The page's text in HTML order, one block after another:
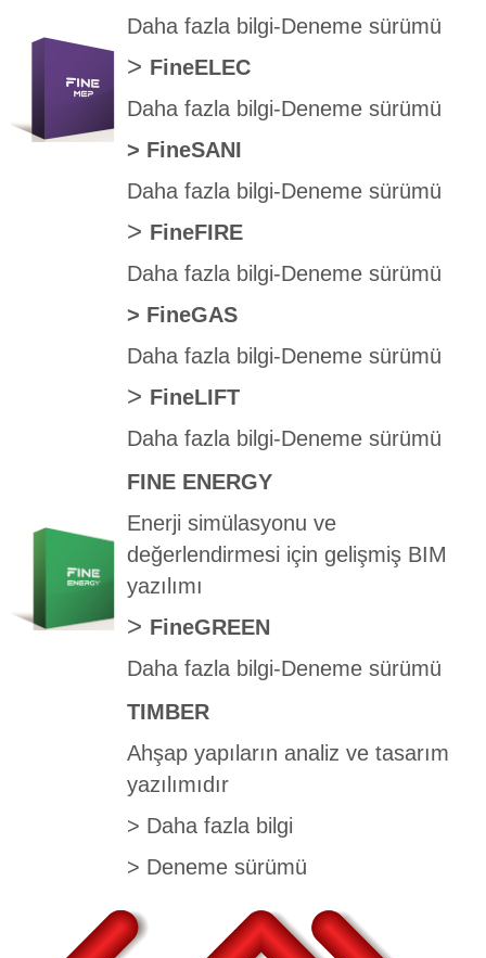
Daha fazla bilgi-Deneme sürümü
> FineELEC
Daha fazla bilgi-Deneme sürümü
> FineSANI
Daha fazla bilgi-Deneme sürümü
> FineFIRE
Daha fazla bilgi-Deneme sürümü
> FineGAS
Daha fazla bilgi-Deneme sürümü
> FineLIFT
Daha fazla bilgi-Deneme sürümü
FINE ENERGY
Enerji simülasyonu ve
değerlendirmesi için gelişmiş BIM
yazılımı
> FineGREEN
Daha fazla bilgi-Deneme sürümü
TIMBER
Ahşap yapıların analiz ve tasarım
yazılımıdır
> Daha fazla bilgi
> Deneme sürümü